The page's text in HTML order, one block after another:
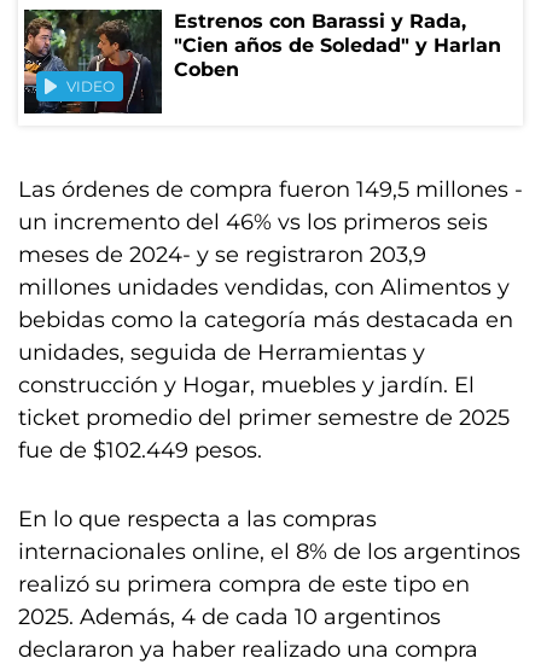
VIDEO
Estrenos con Barassi y Rada,
"Cien años de Soledad" y Harlan
Coben
Las órdenes de compra fueron 149,5 millones -
un incremento del 46% vs los primeros seis
meses de 2024- y se registraron 203,9
millones unidades vendidas, con Alimentos y
bebidas como la categoría más destacada en
unidades, seguida de Herramientas y
construcción y Hogar, muebles y jardín. El
ticket promedio del primer semestre de 2025
fue de $102.449 pesos.
En lo que respecta a las compras
internacionales online, el 8% de los argentinos
realizó su primera compra de este tipo en
2025. Además, 4 de cada 10 argentinos
declararon ya haber realizado una compra